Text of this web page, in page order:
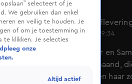
HLF8
Seizoen 3,
6 dec 2022, 19:34
Mona Keijzer en
decembermaand,
Koopmans en haar
selecteert of je
We gebruiken dan enkel
en veilig te houden. Je
of om je toestemming in
klikken. Je selecties
onze
Altijd actief